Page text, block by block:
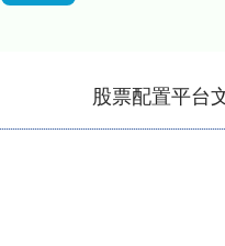
股票配置平台
200.89 1.42%